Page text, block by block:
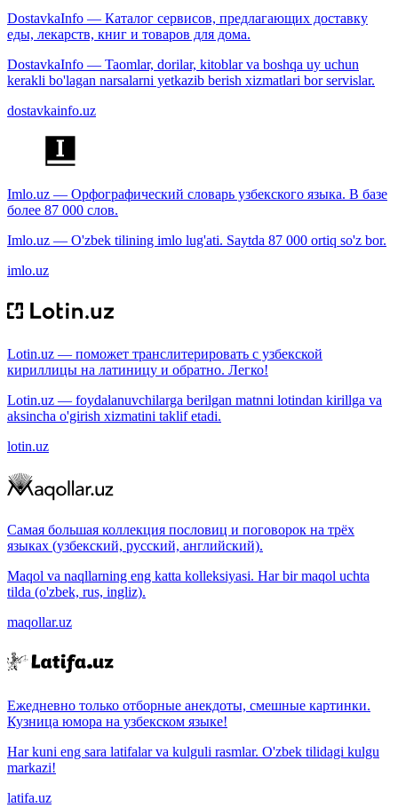
DostavkaInfo — Каталог сервисов, предлагающих доставку
еды, лекарств, книг и товаров для дома.
DostavkaInfo — Taomlar, dorilar, kitoblar va boshqa uy uchun
kerakli bo'lagan narsalarni yetkazib berish xizmatlari bor servislar.
dostavkainfo.uz
Imlo.uz — Орфографический словарь узбекского языка. В базе
более 87 000 слов.
Imlo.uz — O'zbek tilining imlo lug'ati. Saytda 87 000 ortiq so'z bor.
imlo.uz
Lotin.uz — поможет транслитерировать с узбекской
кириллицы на латиницу и обратно. Легко!
Lotin.uz — foydalanuvchilarga berilgan matnni lotindan kirillga va
aksincha o'girish xizmatini taklif etadi.
lotin.uz
Самая большая коллекция пословиц и поговорок на трёх
языках (узбекский, русский, английский).
Maqol va naqllarning eng katta kolleksiyasi. Har bir maqol uchta
tilda (o'zbek, rus, ingliz).
maqollar.uz
Ежедневно только отборные анекдоты, смешные картинки.
Кузница юмора на узбекском языке!
Har kuni eng sara latifalar va kulguli rasmlar. O'zbek tilidagi kulgu
markazi!
latifa.uz